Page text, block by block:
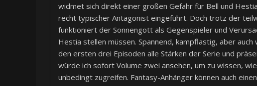
widmet sich direkt einer großen Gefahr für Bell und
recht typischer Antagonist eingeführt. Doch trotz der
funktioniert der Sonnengott als Gegenspieler und
Hestia stellen müssen. Spannend, kampflastig, aber
den ersten drei Episoden alle Stärken der Serie und
würde ich sofort Volume zwei ansehen, um zu wissen,
unbedingt zugreifen. Fantasy-Anhänger können auch